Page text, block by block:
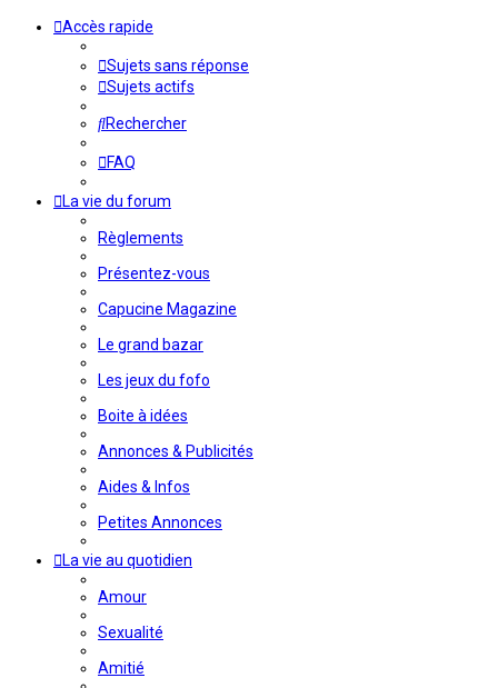
Accès rapide
Sujets sans réponse
Sujets actifs
Rechercher
FAQ
La vie du forum
Règlements
Présentez-vous
Capucine Magazine
Le grand bazar
Les jeux du fofo
Boite à idées
Annonces & Publicités
Aides & Infos
Petites Annonces
La vie au quotidien
Amour
Sexualité
Amitié